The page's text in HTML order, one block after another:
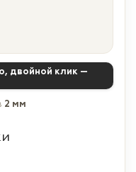
двойной клик —
2 мм